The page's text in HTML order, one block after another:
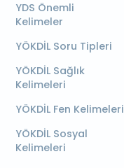
YDS Önemli
Kelimeler
YÖKDİL Soru Tipleri
YÖKDİL Sağlık
Kelimeleri
YÖKDİL Fen Kelimeleri
YÖKDİL Sosyal
Kelimeleri